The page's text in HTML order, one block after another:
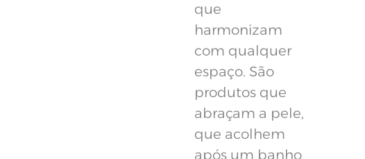
que
harmonizam
com qualquer
espaço. São
produtos que
abraçam a pele,
que acolhem
após um banho